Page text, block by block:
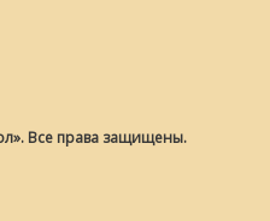
Все права защищены.